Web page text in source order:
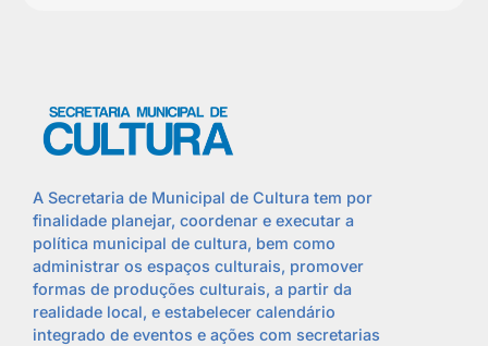
A Secretaria de Municipal de Cultura tem por
finalidade planejar, coordenar e executar a
política municipal de cultura, bem como
administrar os espaços culturais, promover
formas de produções culturais, a partir da
realidade local, e estabelecer calendário
integrado de eventos e ações com secretarias